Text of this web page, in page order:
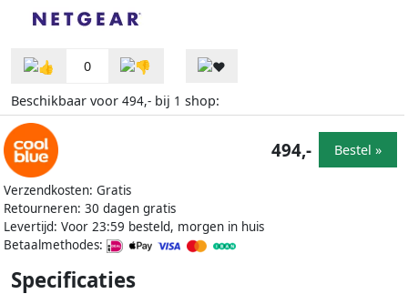
0
Beschikbaar voor 494,- bij 1 shop:
Verzendkosten: Gratis
Retourneren: 30 dagen gratis
Levertijd: Voor 23:59 besteld, morgen in huis
Betaalmethodes:
494,- Bestel »
Specificaties